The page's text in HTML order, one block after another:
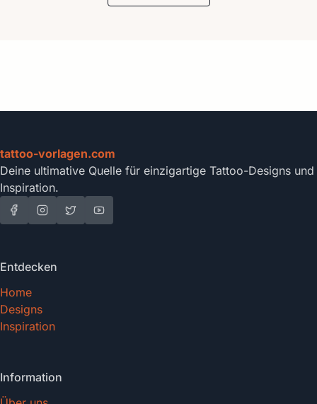
tattoo-vorlagen.com
Deine ultimative Quelle für einzigartige Tattoo-Designs und
Inspiration.
Entdecken
Home
Designs
Inspiration
Information